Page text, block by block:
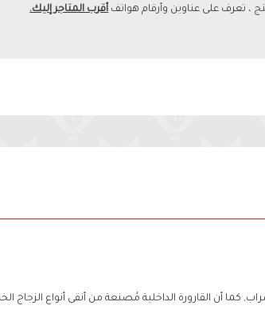
، تعرف على عناوين وأرقام هواتفأقرب المتاجر إليك.
أن القارورة الداخلية مُصنعة من أنقى أنواع الزجاج